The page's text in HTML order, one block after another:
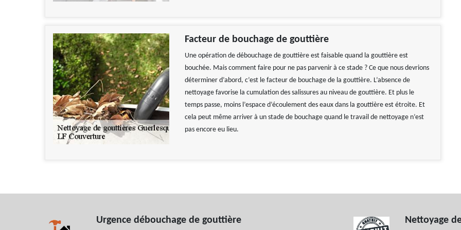
Facteur de bouchage de gouttière
Une opération de débouchage de gouttière est faisable quand la gouttière est
bouchée. Mais comment faire pour ne pas parvenir à ce stade ? Ce que nous devrions
déterminer d’abord, c’est le facteur de bouchage de la gouttière. L’absence de
nettoyage favorise la cumulation des salissures au niveau de gouttière. Et plus le
temps passe, moins l’espace d’écoulement des eaux dans la gouttière est étroite. Et
cela peut même arriver à un stade de bouchage quand le travail de nettoyage n’est
pas encore eu lieu.
Urgence débouchage de gouttière Nettoyage